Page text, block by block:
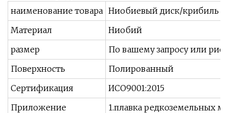
наименование товара Ниобиевый диск/крибиль
Материал
Ниобий
размер
По вашему запросу или
Поверхность
Полированный
Сертификация
ИСО9001:2015
Приложение
1.плавка редкоземельных